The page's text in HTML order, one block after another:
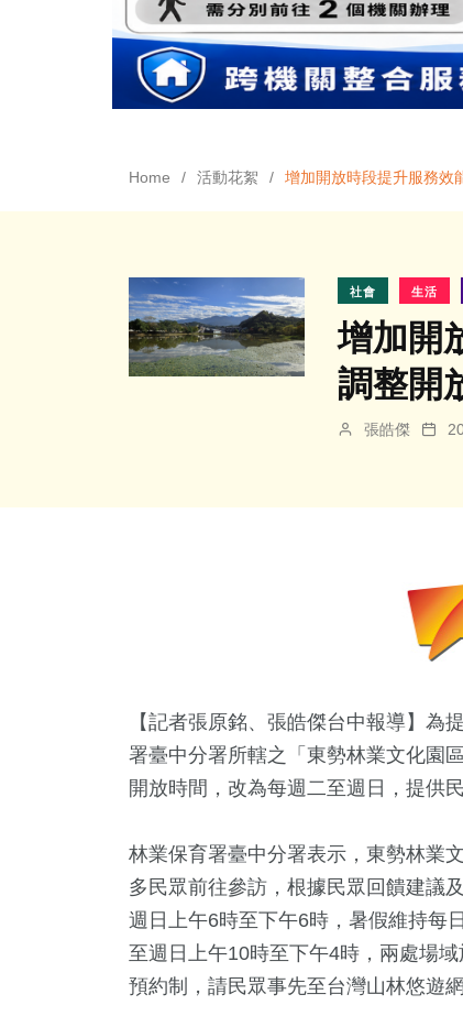
Home 活動花絮 增加開放時段提升服務效
社會 生活
增加開
調整開
張皓傑
【記者張原銘、張皓傑台中報導】
署臺中分署所轄之「東勢林業文化園
開放時間，改為每週二至週日，提供
林業保育署臺中分署表示，東勢林業
多民眾前往參訪，根據民眾回饋建議
週日上午6時至下午6時，暑假維持每
至週日上午10時至下午4時，兩處場
預約制，請民眾事先至台灣山林悠遊網